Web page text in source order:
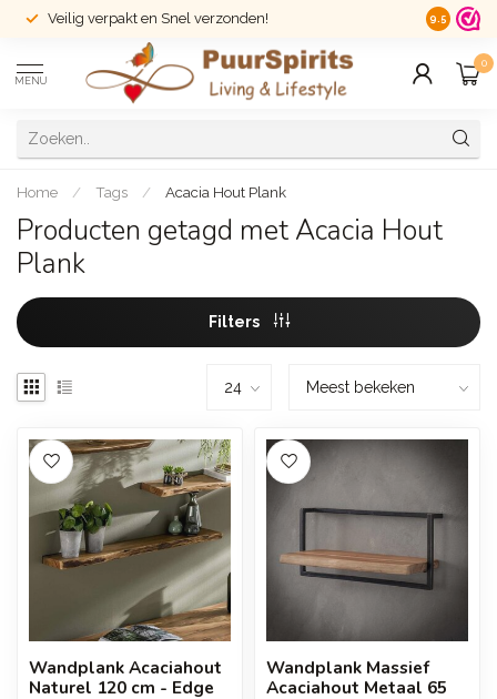
Veilig verpakt en Snel verzonden! 14 dagen
9.5
MENU
0
Home / Tags / Acacia Hout Plank
Producten getagd met Acacia Hout
Plank
Filters
Wandplank Acaciahout
Naturel 120 cm - Edge
Wandplank Massief
Acaciahout Metaal 65